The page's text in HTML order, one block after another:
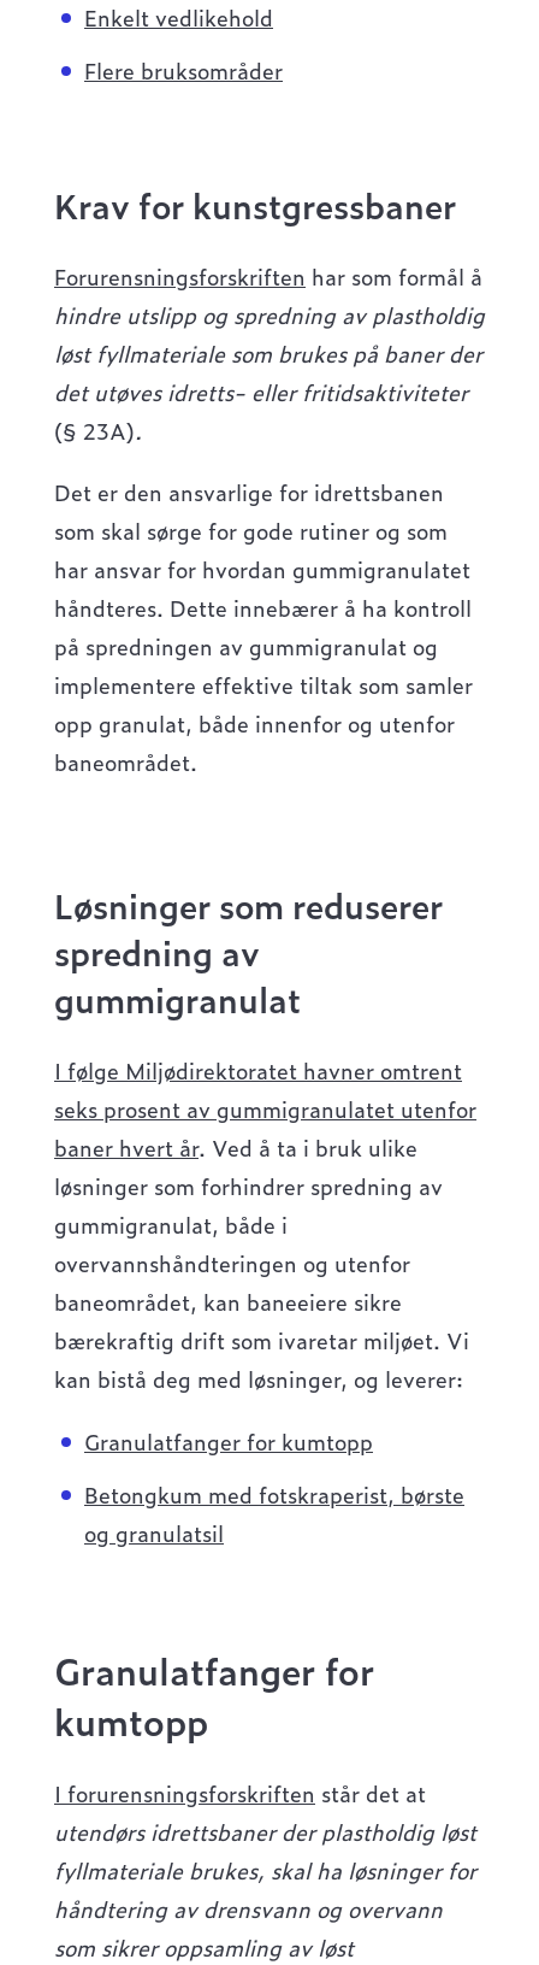
Enkelt vedlikehold
Flere bruksområder
Krav for kunstgressbaner
Forurensningsforskriften har som formål å
hindre utslipp og spredning av plastholdig
løst fyllmateriale som brukes på baner der
det utøves idretts- eller fritidsaktiviteter
(§ 23A).
Det er den ansvarlige for idrettsbanen
som skal sørge for gode rutiner og som
har ansvar for hvordan gummigranulatet
håndteres. Dette innebærer å ha kontroll
på spredningen av gummigranulat og
implementere effektive tiltak som samler
opp granulat, både innenfor og utenfor
baneområdet.
Løsninger som reduserer
spredning av
gummigranulat
I følge Miljødirektoratet havner omtrent
seks prosent av gummigranulatet utenfor
baner hvert år. Ved å ta i bruk ulike
løsninger som forhindrer spredning av
gummigranulat, både i
overvannshåndteringen og utenfor
baneområdet, kan baneeiere sikre
bærekraftig drift som ivaretar miljøet. Vi
kan bistå deg med løsninger, og leverer:
Granulatfanger for kumtopp
Betongkum med fotskraperist, børste
og granulatsil
Granulatfanger for
kumtopp
I forurensningsforskriften står det at
utendørs idrettsbaner der plastholdig løst
fyllmateriale brukes, skal ha løsninger for
håndtering av drensvann og overvann
som sikrer oppsamling av løst